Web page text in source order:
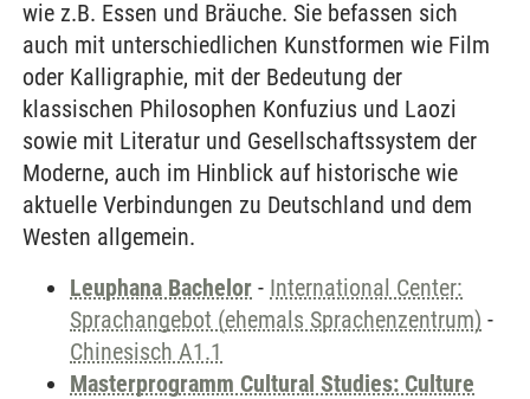
wie z.B. Essen und Bräuche. Sie befassen sich
auch mit unterschiedlichen Kunstformen wie Film
oder Kalligraphie, mit der Bedeutung der
klassischen Philosophen Konfuzius und Laozi
sowie mit Literatur und Gesellschaftssystem der
Moderne, auch im Hinblick auf historische wie
aktuelle Verbindungen zu Deutschland und dem
Westen allgemein.
Leuphana Bachelor - International Center:
Sprachangebot (ehemals Sprachenzentrum) -
Chinesisch A1.1
Masterprogramm Cultural Studies: Culture